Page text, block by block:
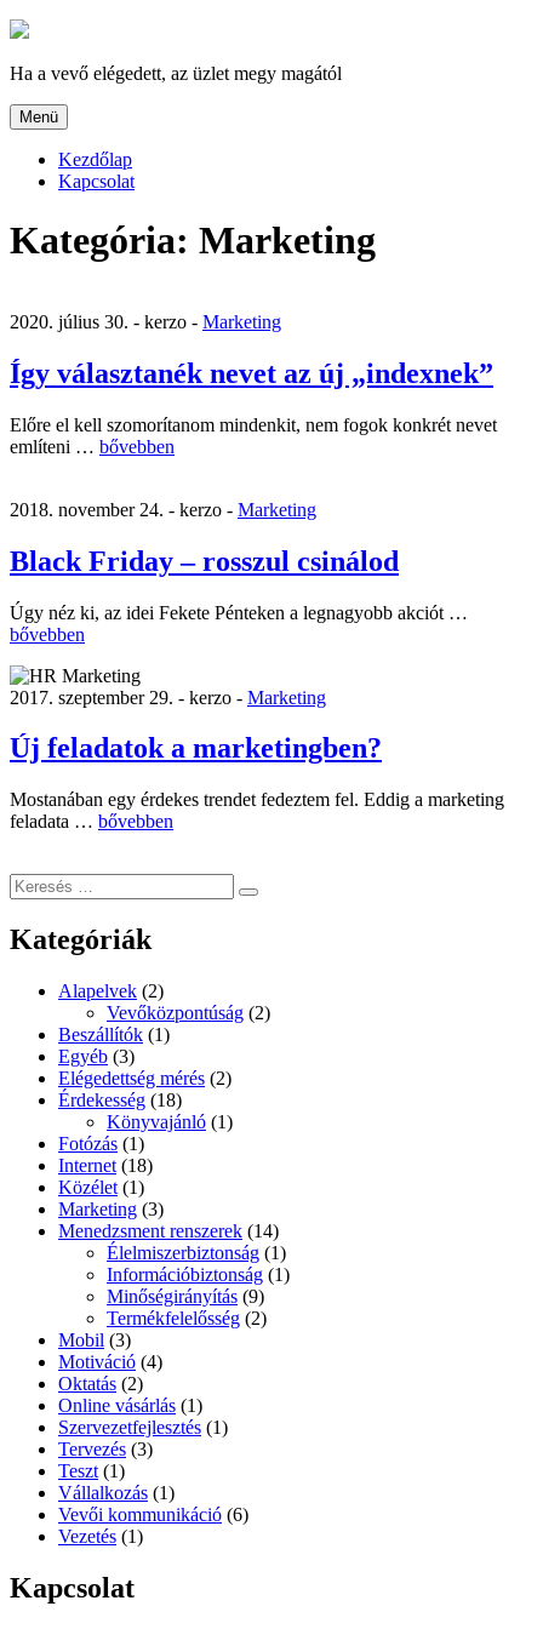
Tartalomhoz
Ha a vevő elégedett, az üzlet megy magától
Menü
Kezdőlap
Kapcsolat
Kategória: Marketing
2020. július 30. - kerzo - Marketing
Így választanék nevet az új „indexnek”
Előre el kell szomorítanom mindenkit, nem fogok konkrét nevet
említeni … „Így
az
„indexnek””
bővebben
2018. november 24. - kerzo - Marketing
Black Friday – rosszul csinálod
Úgy néz ki, az idei Fekete Pénteken a legnagyobb akciót …
bővebben
2017. szeptember 29. - kerzo - Marketing
Új feladatok a marketingben?
Mostanában egy érdekes trendet fedeztem fel. Eddig a marketing
feladata … „Új
bővebben
Keresés
a
következő
kifejezésre:
Keresés
Kategóriák
Alapelvek (2)
Vevőközpontúság (2)
Beszállítók (1)
Egyéb (3)
Elégedettség mérés (2)
Érdekesség (18)
Könyvajánló (1)
Fotózás (1)
Internet (18)
Közélet (1)
Marketing (3)
Menedzsment renszerek (14)
Élelmiszerbiztonság (1)
Információbiztonság (1)
Minőségirányítás (9)
Termékfelelősség (2)
Mobil (3)
Motiváció (4)
Oktatás (2)
Online vásárlás (1)
Szervezetfejlesztés (1)
Tervezés (3)
Teszt (1)
Vállalkozás (1)
Vevői kommunikáció (6)
Vezetés (1)
Kapcsolat